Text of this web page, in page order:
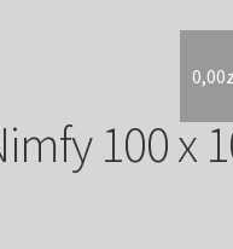
0,00
100 x